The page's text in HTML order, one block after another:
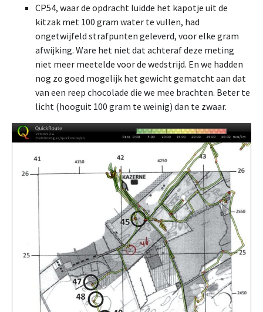
CP54, waar de opdracht luidde het kapotje uit de
kitzak met 100 gram water te vullen, had
ongetwijfeld strafpunten geleverd, voor elke gram
afwijking. Ware het niet dat achteraf deze meting
niet meer meetelde voor de wedstrijd. En we hadden
nog zo goed mogelijk het gewicht gematcht aan dat
van een reep chocolade die we mee brachten. Beter te
licht (hooguit 100 gram te weinig) dan te zwaar.